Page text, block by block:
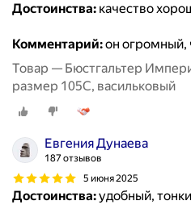
Достоинства: качество
Комментарий:он огромный,
Товар — Бюстгальтер
размер 105C, васильковый
Евгения Дунаева
187 отзывов
5 июня 2025
Достоинства:удобный,